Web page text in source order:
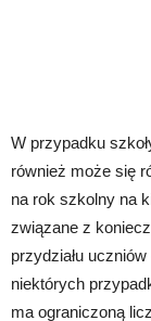
W przypadku
również może się
na rok szkolny na
związane z
przydziału
niektórych
ma ograniczoną